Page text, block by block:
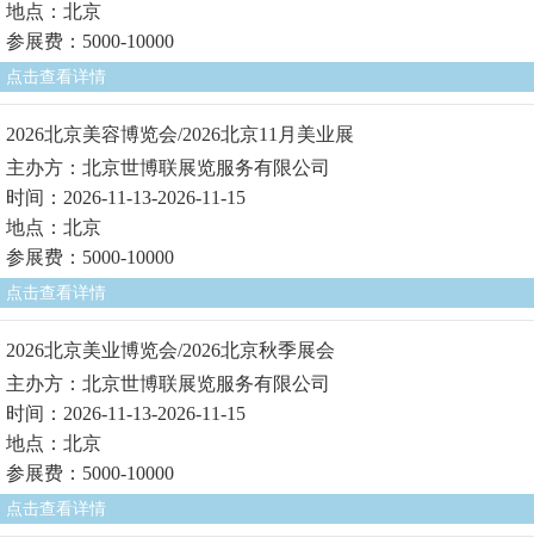
地点：北京
参展费：5000-10000
点击查看详情
2026北京美容博览会/2026北京11月美业展
主办方：北京世博联展览服务有限公司
时间：2026-11-13-2026-11-15
地点：北京
参展费：5000-10000
点击查看详情
2026北京美业博览会/2026北京秋季展会
主办方：北京世博联展览服务有限公司
时间：2026-11-13-2026-11-15
地点：北京
参展费：5000-10000
点击查看详情